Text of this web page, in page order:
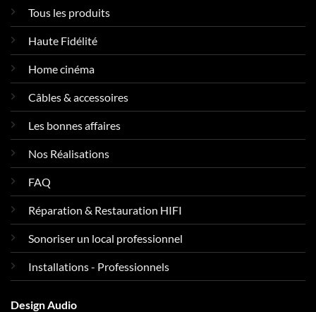
Tous les produits
Haute Fidélité
Home cinéma
Câbles & accessoires
Les bonnes affaires
Nos Réalisations
FAQ
Réparation & Restauration HIFI
Sonoriser un local professionnel
Installations - Professionnels
Design Audio